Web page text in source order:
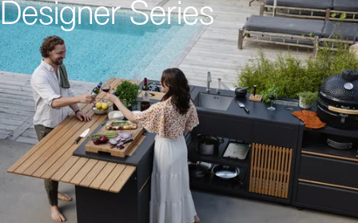
Designer Series